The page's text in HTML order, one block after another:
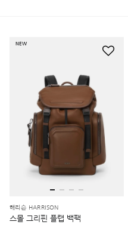
NEW
해리슨 HARRISON
스몰 그리핀 플랩 백팩